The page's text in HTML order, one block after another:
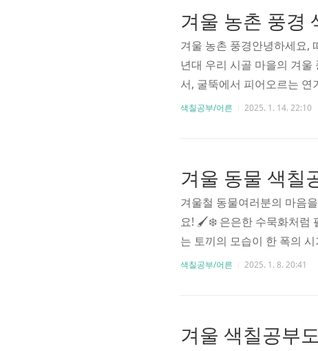
려볼까요? 🥣 🎊 아삭아삭
겨울 농촌 풍경안녕하세요,
년대 우리 시골 마을의 겨
서, 굴뚝에서 피어오르는
칠도안에는 그런 정겨운 시
가 끊이질 않았어요. 미끄러
색칠공부/어른 2025. 1. 14. 22:10
겨울철 동물여러분의 마음
요! 🖌️❄️ 은은한 수묵화처럼
는 토끼의 모습이 한 폭의
에 일렁이며 신비로운 분위
을 완성시켜주네요. "겨울
색칠공부/어른 2025. 1. 8. 20:41